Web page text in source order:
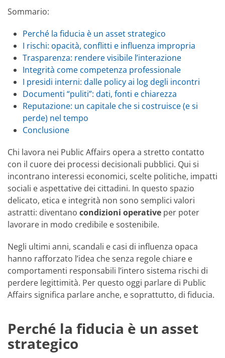
Sommario:
Perché la fiducia è un asset strategico
I rischi: opacità, conflitti e influenza impropria
Trasparenza: rendere visibile l’interazione
Integrità come competenza professionale
I presidi interni: dalle policy ai log degli incontri
Documenti “puliti”: dati, fonti e chiarezza
Reputazione: un capitale che si costruisce (e si
perde) nel tempo
Conclusione
Chi lavora nei Public Affairs opera a stretto contatto
con il cuore dei processi decisionali pubblici. Qui si
incontrano interessi economici, scelte politiche, impatti
sociali e aspettative dei cittadini. In questo spazio
delicato, etica e integrità non sono semplici valori
astratti: diventano condizioni operative per poter
lavorare in modo credibile e sostenibile.
Negli ultimi anni, scandali e casi di influenza opaca
hanno rafforzato l’idea che senza regole chiare e
comportamenti responsabili l’intero sistema rischi di
perdere legittimità. Per questo oggi parlare di Public
Affairs significa parlare anche, e soprattutto, di fiducia.
Perché la fiducia è un asset
strategico